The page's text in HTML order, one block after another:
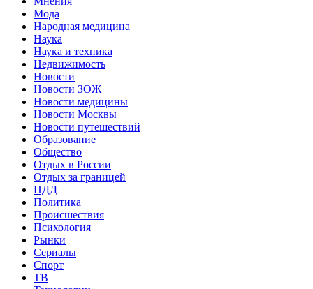
Мода
Народная медицина
Наука
Наука и техника
Недвижимость
Новости
Новости ЗОЖ
Новости медицины
Новости Москвы
Новости путешествий
Образование
Общество
Отдых в России
Отдых за границей
ПДД
Политика
Происшествия
Психология
Рынки
Сериалы
Спорт
ТВ